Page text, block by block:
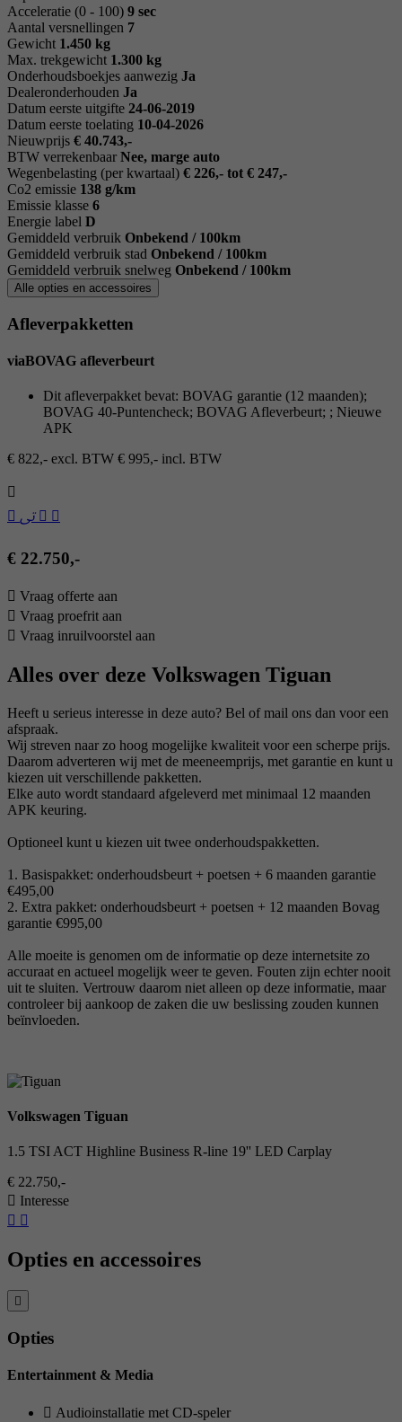
Acceleratie (0 - 100) 9 sec
Aantal versnellingen 7
Gewicht 1.450 kg
Max. trekgewicht 1.300 kg
Onderhoudsboekjes aanwezig Ja
Dealeronderhouden Ja
Datum eerste uitgifte 24-06-2019
Datum eerste toelating 10-04-2026
Nieuwprijs € 40.743,-
BTW verrekenbaar Nee, marge auto
Wegenbelasting (per kwartaal) € 226,- tot € 247,-
Co2 emissie 138 g/km
Emissie klasse 6
Energie label D
Gemiddeld verbruik Onbekend / 100km
Gemiddeld verbruik stad Onbekend / 100km
Gemiddeld verbruik snelweg Onbekend / 100km
Alle opties en accessoires
Afleverpakketten
viaBOVAG afleverbeurt
Dit afleverpakket bevat: BOVAG garantie (12 maanden);
BOVAG 40-Puntencheck; BOVAG Afleverbeurt; ; Nieuwe
APK
€ 822,- excl. BTW € 995,- incl. BTW
€ 22.750,-
Vraag offerte aan
Vraag proefrit aan
Vraag inruilvoorstel aan
Alles over deze Volkswagen Tiguan
Heeft u serieus interesse in deze auto? Bel of mail ons dan voor een
afspraak.
Wij streven naar zo hoog mogelijke kwaliteit voor een scherpe prijs.
Daarom adverteren wij met de meeneemprijs, met garantie en kunt u
kiezen uit verschillende pakketten.
Elke auto wordt standaard afgeleverd met minimaal 12 maanden
APK keuring.
Optioneel kunt u kiezen uit twee onderhoudspakketten.
1. Basispakket: onderhoudsbeurt + poetsen + 6 maanden garantie
€495,00
2. Extra pakket: onderhoudsbeurt + poetsen + 12 maanden Bovag
garantie €995,00
Alle moeite is genomen om de informatie op deze internetsite zo
accuraat en actueel mogelijk weer te geven. Fouten zijn echter nooit
uit te sluiten. Vertrouw daarom niet alleen op deze informatie, maar
controleer bij aankoop de zaken die uw beslissing zouden kunnen
beïnvloeden.
Volkswagen Tiguan
1.5 TSI ACT Highline Business R-line 19'' LED Carplay
€ 22.750,-
Interesse
Opties en accessoires
Opties
Entertainment & Media
Audioinstallatie met CD-speler